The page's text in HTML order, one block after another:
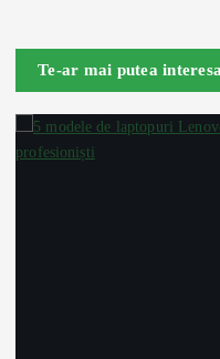
Te-ar mai putea interesa